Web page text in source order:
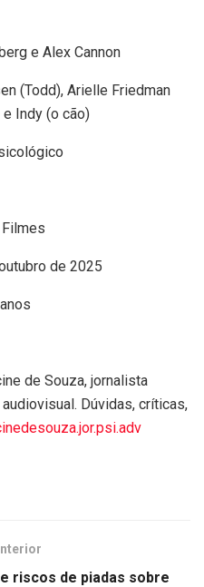
e Alex Cannon
(Todd), Arielle Friedman
Indy (o cão)
de 2025
de Souza, jornalista
Dúvidas, críticas,
riscos de piadas sobre